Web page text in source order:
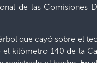
de las
que cayó sobre el
kilómetro 140 de la